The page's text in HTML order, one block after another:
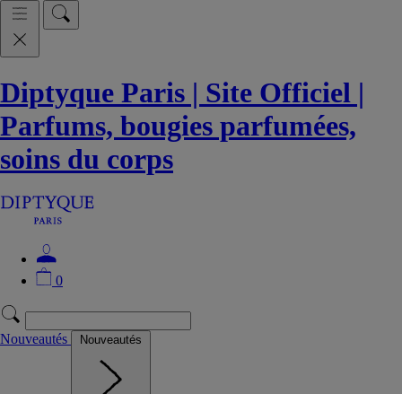
Diptyque Paris | Site Officiel |
Parfums, bougies parfumées,
soins du corps
0
Nouveautés Nouveautés